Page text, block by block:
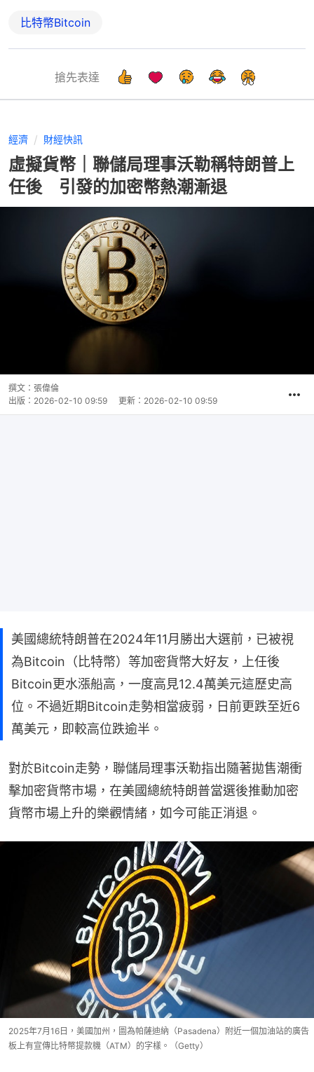
比特幣Bitcoin
搶先表達
經濟 財經快訊
虛擬貨幣｜聯儲局理事沃勒稱特朗普上
任後 引發的加密幣熱潮漸退
撰文： 張偉倫
出版： 2026-02-10 09:59 更新： 2026-02-10 09:59
美國總統特朗普在2024年11月勝出大選前，已被視
為Bitcoin（比特幣）等加密貨幣大好友，上任後
Bitcoin更水漲船高，一度高見12.4萬美元這歷史高
位。不過近期Bitcoin走勢相當疲弱，日前更跌至近6
萬美元，即較高位跌逾半。
對於Bitcoin走勢，聯儲局理事沃勒指出隨著拋售潮衝
擊加密貨幣市場，在美國總統特朗普當選後推動加密
貨幣市場上升的樂觀情緒，如今可能正消退。
2025年7月16日，美國加州，圖為帕薩迪納（Pasadena）附近一個加油站的廣告
板上有宣傳比特幣提款機（ATM）的字樣。（Getty）